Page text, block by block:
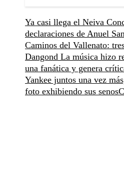
Ya casi llega el Neiva
declaraciones de Anuel
Caminos del Vallenato:
Dangond La música hizo
una fanática y genera
Yankee juntos una vez
foto exhibiendo sus senos